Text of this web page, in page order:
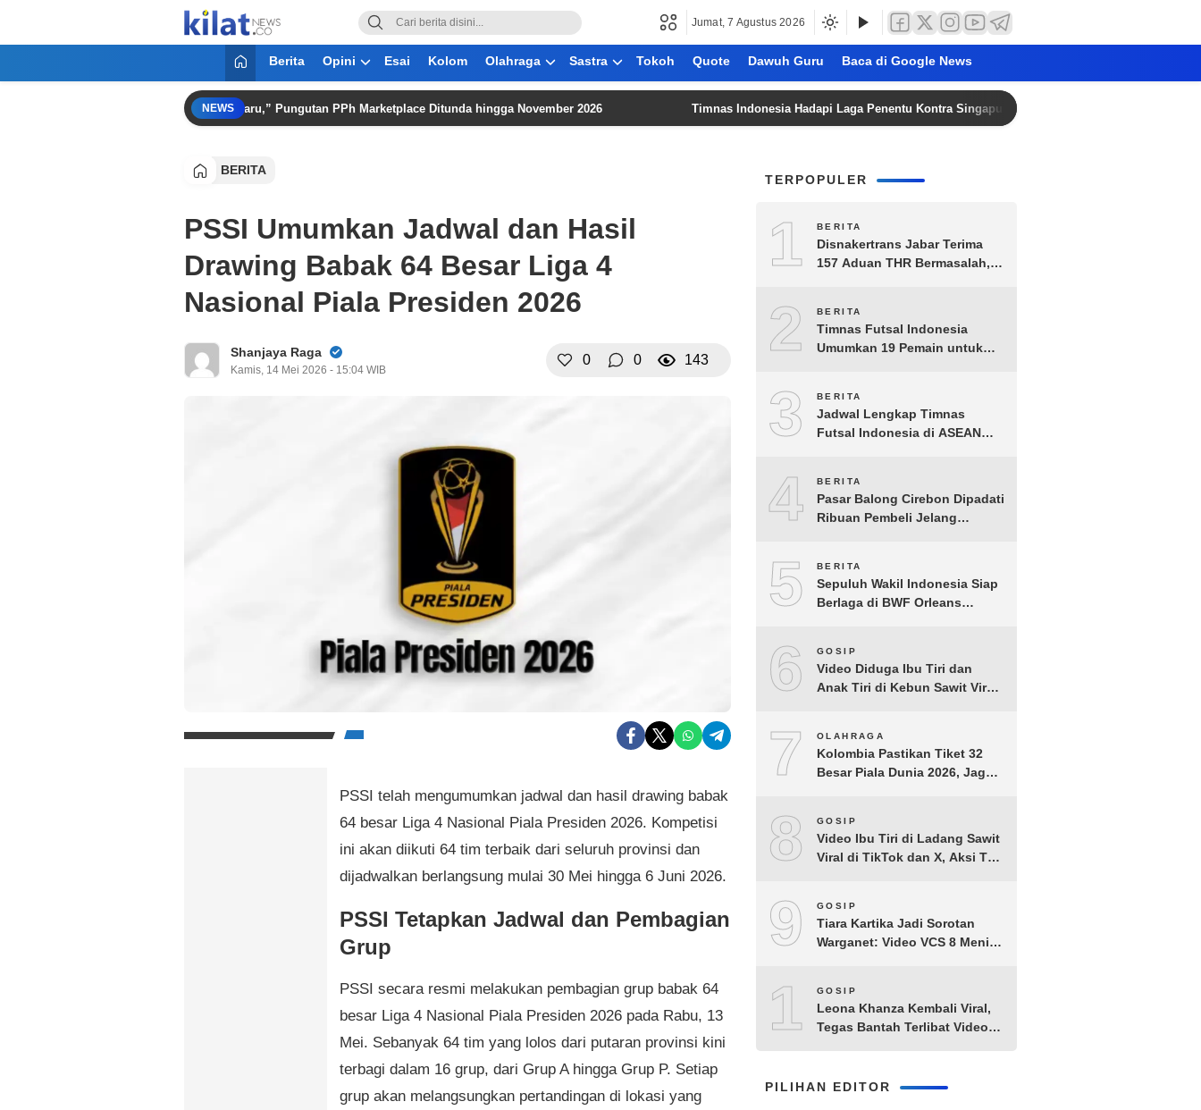
KilatNews.co
Mencerdaskan Anak Bangsa
Jumat, 7 Agustus 2026
Berita Opini Esai Kolom Olahraga Sastra Tokoh Quote Dawuh Guru Baca di Google News
NEWS
“PMK 37/2025 Bukan Pajak Baru,” Pungutan PPh Marketplace Ditunda hingga November 2026 Timnas Indonesia Hadapi Laga Penentu Kontra Singapura di Piala AFF 2026: Live RCTI Pukul 18.45
BERITA
PSSI Umumkan Jadwal dan Hasil
Drawing Babak 64 Besar Liga 4
Nasional Piala Presiden 2026
Shanjaya Raga
Kamis, 14 Mei 2026 - 15:04 WIB
0 0 143
PSSI telah mengumumkan jadwal dan hasil drawing babak
64 besar Liga 4 Nasional Piala Presiden 2026. Kompetisi
ini akan diikuti 64 tim terbaik dari seluruh provinsi dan
dijadwalkan berlangsung mulai 30 Mei hingga 6 Juni 2026.
PSSI Tetapkan Jadwal dan Pembagian
Grup
PSSI secara resmi melakukan pembagian grup babak 64
besar Liga 4 Nasional Piala Presiden 2026 pada Rabu, 13
Mei. Sebanyak 64 tim yang lolos dari putaran provinsi kini
terbagi dalam 16 grup, dari Grup A hingga Grup P. Setiap
grup akan melangsungkan pertandingan di lokasi yang
TERPOPULER
1 BERITA
Disnakertrans Jabar Terima
157 Aduan THR Bermasalah,
2 BERITA
Timnas Futsal Indonesia
Umumkan 19 Pemain untuk
3 BERITA
Jadwal Lengkap Timnas
Futsal Indonesia di ASEAN
4 BERITA
Pasar Balong Cirebon Dipadati
Ribuan Pembeli Jelang
5 BERITA
Sepuluh Wakil Indonesia Siap
Berlaga di BWF Orleans
6 GOSIP
Video Diduga Ibu Tiri dan
Anak Tiri di Kebun Sawit Viral,
7 OLAHRAGA
Kolombia Pastikan Tiket 32
Besar Piala Dunia 2026, Jaga
8 GOSIP
Video Ibu Tiri di Ladang Sawit
Viral di TikTok dan X, Aksi Tak
9 GOSIP
Tiara Kartika Jadi Sorotan
Warganet: Video VCS 8 Menit
10
GOSIP
Leona Khanza Kembali Viral,
Tegas Bantah Terlibat Video
PILIHAN EDITOR